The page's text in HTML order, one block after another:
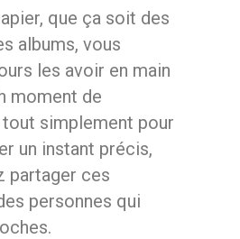
que ça soit des
albums, vous
les avoir en main
moment de
simplement pour
un instant précis,
partager ces
personnes qui